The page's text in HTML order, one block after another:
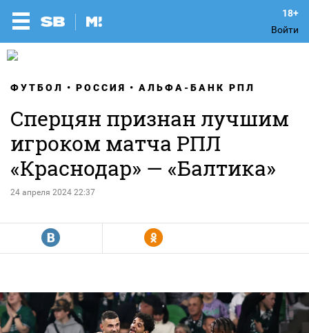
Войти
ФУТБОЛ РОССИЯ АЛЬФА-БАНК РПЛ
Сперцян признан лучшим
игроком матча РПЛ
«Краснодар» — «Балтика»
24 апреля 2024 22:37
R Y